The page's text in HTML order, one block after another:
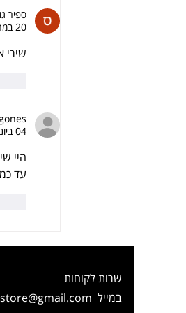
ספיר
20 במרץ
שירי
04 ביוני 2023
היי
עד
שרות לקוחות
במייל